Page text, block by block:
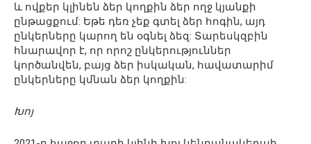
և ովքեր կլինեն ձեր կողքին ձեր ողջ կյանքի
ընթացքում: Եթե ​​դեռ չեք գտել ձեր հոգին, այդ
ընկերները կարող են օգնել ձեզ: Տարեսկզբին
հնարավոր է, որ որոշ ընկերություններ
կործանվեն, բայց ձեր իսկական, հավատարիմ
ընկերները կմնան ձեր կողքին:
Խոյ